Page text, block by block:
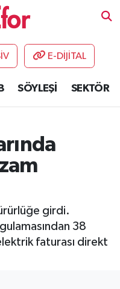
E-DİJİTAL
SÖYLEŞİ SEKTÖR
girdi.
38
faturası direkt